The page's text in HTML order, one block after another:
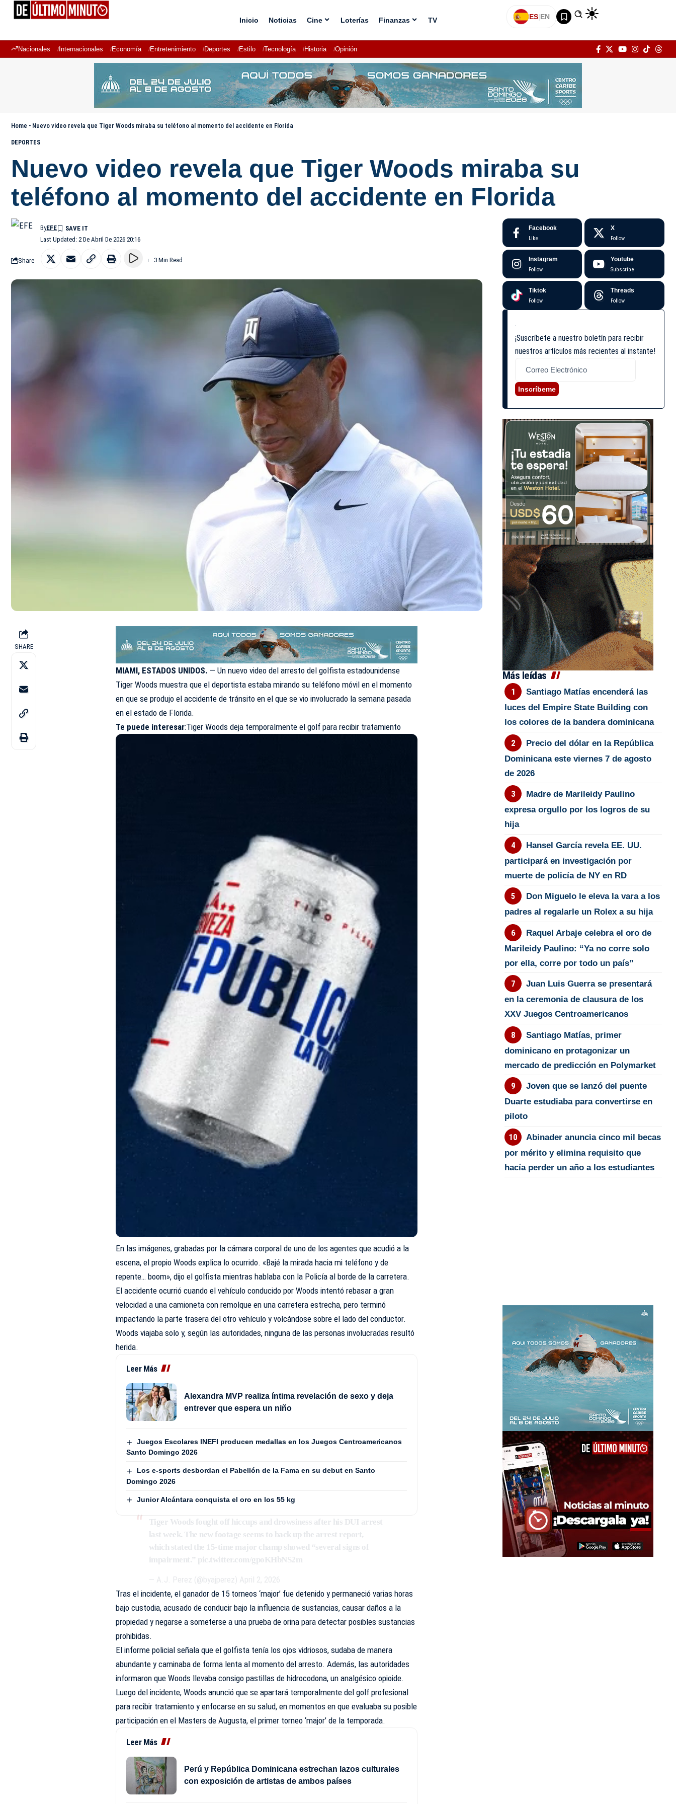
Inicio Noticias Cine Loterías Finanzas TV ES|EN
Nacionales Internacionales Economía Entretenimiento Deportes Estilo Tecnología Historia Opinión
Home - Nuevo video revela que Tiger Woods miraba su teléfono al momento del accidente en Florida
DEPORTES
Nuevo video revela que Tiger Woods miraba su
teléfono al momento del accidente en Florida
Last Updated: 2 De Abril De 2026 20:16
ByEFE
Share 3 Min Read
SHARE
MIAMI, ESTADOS UNIDOS. — Un nuevo video del arresto del golfista estadounidense
Tiger Woods muestra que el deportista estaba mirando su teléfono móvil en el momento
en que se produjo el accidente de tránsito en el que se vio involucrado la semana pasada
en el estado de Florida.
Te puede interesar:Tiger Woods deja temporalmente el golf para recibir tratamiento
En las imágenes, grabadas por la cámara corporal de uno de los agentes que acudió a la
escena, el propio Woods explica lo ocurrido. «Bajé la mirada hacia mi teléfono y de
repente… boom», dijo el golfista mientras hablaba con la Policía al borde de la carretera.
El accidente ocurrió cuando el vehículo conducido por Woods intentó rebasar a gran
velocidad a una camioneta con remolque en una carretera estrecha, pero terminó
impactando la parte trasera del otro vehículo y volcándose sobre el lado del conductor.
Woods viajaba solo y, según las autoridades, ninguna de las personas involucradas resultó
herida.
Leer Más
Alexandra MVP realiza íntima revelación de sexo y deja
entrever que espera un niño
Juegos Escolares INEFI producen medallas en los Juegos Centroamericanos
Santo Domingo 2026
Los e-sports desbordan el Pabellón de la Fama en su debut en Santo
Domingo 2026
Junior Alcántara conquista el oro en los 55 kg
Tiger Woods fought off hiccups and drowsiness after his DUI arrest
last week. The new footage seems to back up the arrest report,
which stated the 15-time major champ showed “several signs of
impairment.” pic.twitter.com/gpoKHbNS2m
— A.J. Perez (@byajperez) April 2, 2026
Tras el incidente, el ganador de 15 torneos ‘major’ fue detenido y permaneció varias horas
bajo custodia, acusado de conducir bajo la influencia de sustancias, causar daños a la
propiedad y negarse a someterse a una prueba de orina para detectar posibles sustancias
prohibidas.
El informe policial señala que el golfista tenía los ojos vidriosos, sudaba de manera
abundante y caminaba de forma lenta al momento del arresto. Además, las autoridades
informaron que Woods llevaba consigo pastillas de hidrocodona, un analgésico opioide.
Luego del incidente, Woods anunció que se apartará temporalmente del golf profesional
para recibir tratamiento y enfocarse en su salud, en momentos en que evaluaba su posible
participación en el Masters de Augusta, el primer torneo ‘major’ de la temporada.
Leer Más
Perú y República Dominicana estrechan lazos culturales
con exposición de artistas de ambos países
Facebook
Like
X
Follow
Instagram
Follow
Youtube
Subscribe
Tiktok
Follow
Threads
Follow
¡Suscríbete a nuestro boletín para recibir
nuestros artículos más recientes al instante!
Inscríbeme
Más leídas
Santiago Matías encenderá las
luces del Empire State Building con
los colores de la bandera dominicana
Precio del dólar en la República
Dominicana este viernes 7 de agosto
de 2026
Madre de Marileidy Paulino
expresa orgullo por los logros de su
hija
Hansel García revela EE. UU.
participará en investigación por
muerte de policía de NY en RD
Don Miguelo le eleva la vara a los
padres al regalarle un Rolex a su hija
Raquel Arbaje celebra el oro de
Marileidy Paulino: “Ya no corre solo
por ella, corre por todo un país”
Juan Luis Guerra se presentará
en la ceremonia de clausura de los
XXV Juegos Centroamericanos
Santiago Matías, primer
dominicano en protagonizar un
mercado de predicción en Polymarket
Joven que se lanzó del puente
Duarte estudiaba para convertirse en
piloto
Abinader anuncia cinco mil becas
por mérito y elimina requisito que
hacía perder un año a los estudiantes